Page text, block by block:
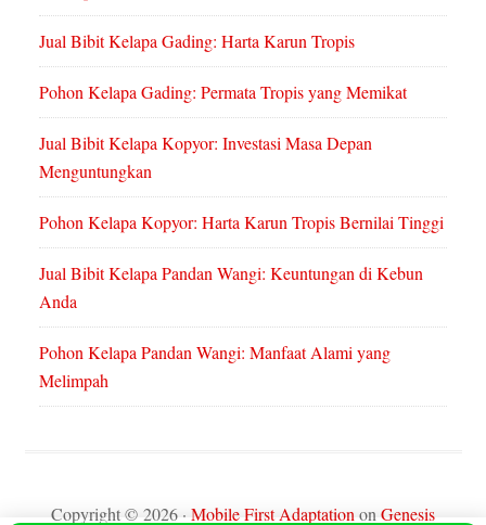
Jual Bibit Kelapa Gading: Harta Karun Tropis
Pohon Kelapa Gading: Permata Tropis yang Memikat
Jual Bibit Kelapa Kopyor: Investasi Masa Depan
Menguntungkan
Pohon Kelapa Kopyor: Harta Karun Tropis Bernilai Tinggi
Jual Bibit Kelapa Pandan Wangi: Keuntungan di Kebun
Anda
Pohon Kelapa Pandan Wangi: Manfaat Alami yang
Melimpah
Copyright © 2026 · Mobile First Adaptation on Genesis